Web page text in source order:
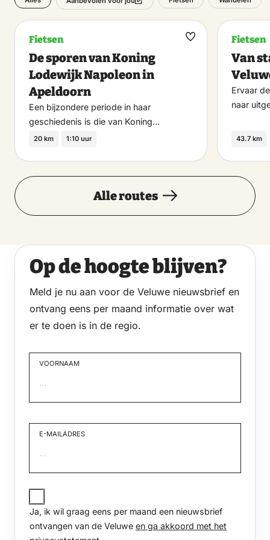
Fietsen
De sporen van Koning
Lodewijk Napoleon in
Apeldoorn
Een bijzondere periode in haar
geschiedenis is die van Koning…
20 km 1:10 uur
Maak
Fietsen
Van
Ervaar
naar
43.7 km
Alle routes
Op de hoogte blijven?
Meld je nu aan voor de Veluwe nieuwsbrief en
ontvang eens per maand informatie over wat
er te doen is in de regio.
VOORNAAM
E-MAILADRES
JA,
IK
WIL
GRAAG
Ja, ik wil graag eens per maand een nieuwsbrief
ontvangen van de Veluwe en ga akkoord met het